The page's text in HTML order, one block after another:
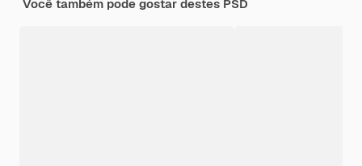
Você também pode gostar destes PSD